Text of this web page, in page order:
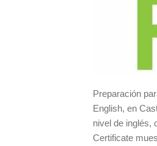
Preparación
English, en
nivel de inglés,
Certificate